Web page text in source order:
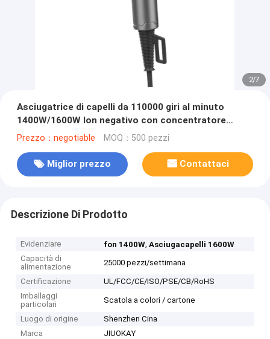
2/7
Asciugatrice di capelli da 110000 giri al minuto
1400W/1600W Ion negativo con concentratore
Asciugatrici di capelli professionali Motore BLDC
Prezzo：negotiable MOQ：500 pezzi
Miglior prezzo Contattaci
Descrizione Di Prodotto
Evidenziare fon 1400W,Asciugacapelli 1600W
Capacità di
alimentazione
25000 pezzi/settimana
Certificazione
UL/FCC/CE/ISO/PSE/CB/RoHS
Imballaggi
particolari
Scatola a colori / cartone
Luogo di origine
Shenzhen Cina
Marca
JIUOKAY